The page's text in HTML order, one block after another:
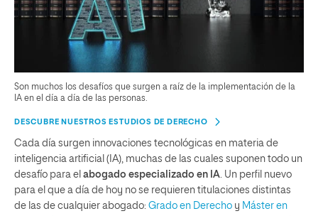
Son muchos los desafíos que surgen a raíz de la implementación de la
IA en el día a día de las personas.
DESCUBRE NUESTROS ESTUDIOS DE DERECHO
Cada día surgen innovaciones tecnológicas en materia de
inteligencia artificial (IA), muchas de las cuales suponen todo un
desafío para el abogado especializado en IA . Un perfil nuevo
para el que a día de hoy no se requieren titulaciones distintas
de las de cualquier abogado: Grado en Derecho y Máster en